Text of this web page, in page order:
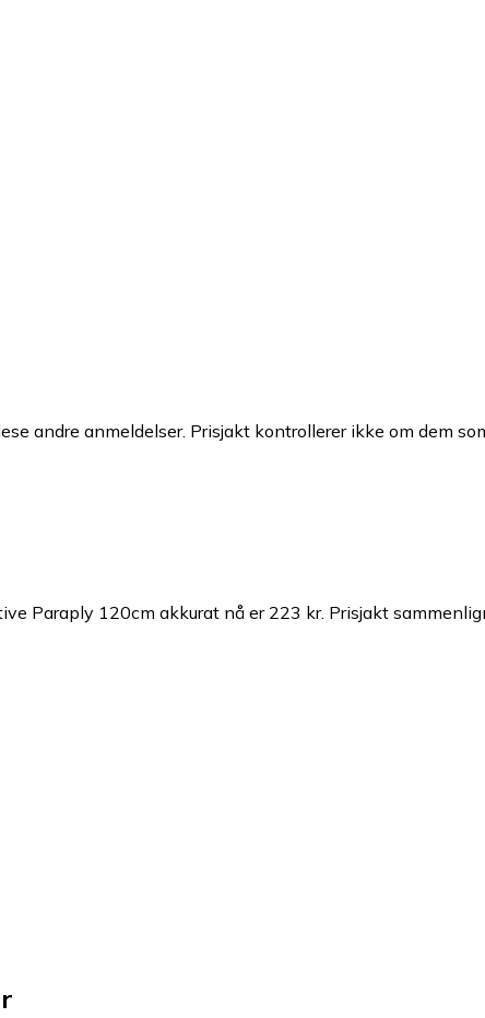
andre anmeldelser. Prisjakt kontrollerer ikke om dem
Paraply 120cm akkurat nå er 223 kr. Prisjakt